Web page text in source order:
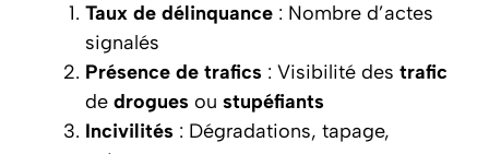
Taux de délinquance : Nombre d’actes
signalés
Présence de trafics : Visibilité des trafic
de drogues ou stupéfiants
Incivilités : Dégradations, tapage,